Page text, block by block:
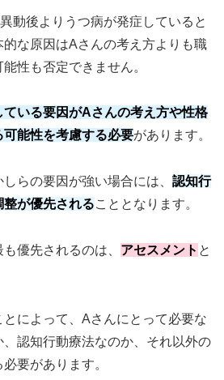
動後よりうつ病が発症していると
な原因はAさんの考え方よりも職
性も否定できません。
ている要因がAさんの考え方や性格
能性を考慮する必要があります。
らの要因が強い場合には、 認知行
が優先されることとなります。
優先されるのは、 アセスメント と
によって、Aさんにとって必要な
認知行動療法なのか、それ以外の
要があります。